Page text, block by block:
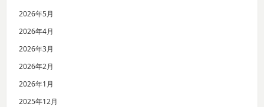
2026年5月
2026年4月
2026年3月
2026年2月
2026年1月
2025年12月